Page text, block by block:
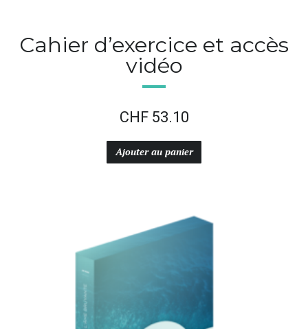
Cahier d’exercice et accès
vidéo
CHF 53.10
Ajouter au panier